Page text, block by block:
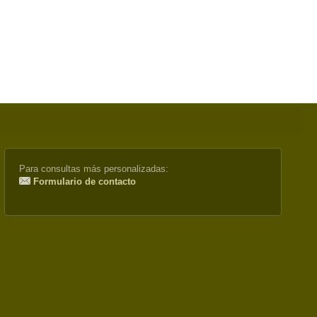
Para consultas más personalizadas:
Formulario de contacto